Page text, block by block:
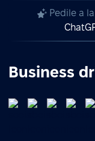
Pedile a
Business